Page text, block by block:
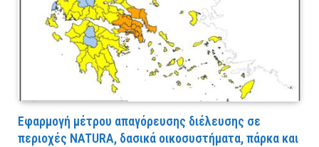
Εφαρμογή μέτρου απαγόρευσης διέλευσης σε
περιοχές NATURA, δασικά οικοσυστήματα, πάρκα και